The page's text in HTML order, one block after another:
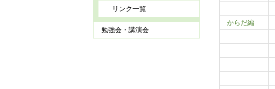
からだ編
リンク一覧
勉強会・講演会